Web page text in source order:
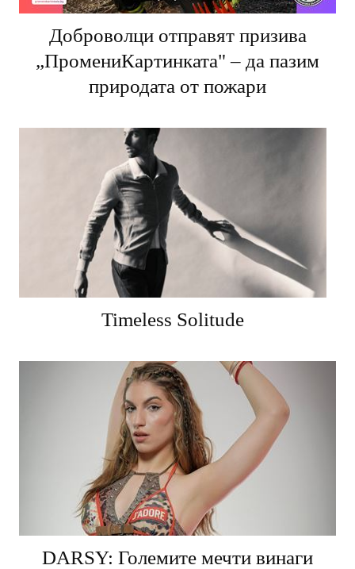
Доброволци отправят призива
„ПромениКартинката" – да пазим
природата от пожари
Timeless Solitude
DARSY: Големите мечти винаги